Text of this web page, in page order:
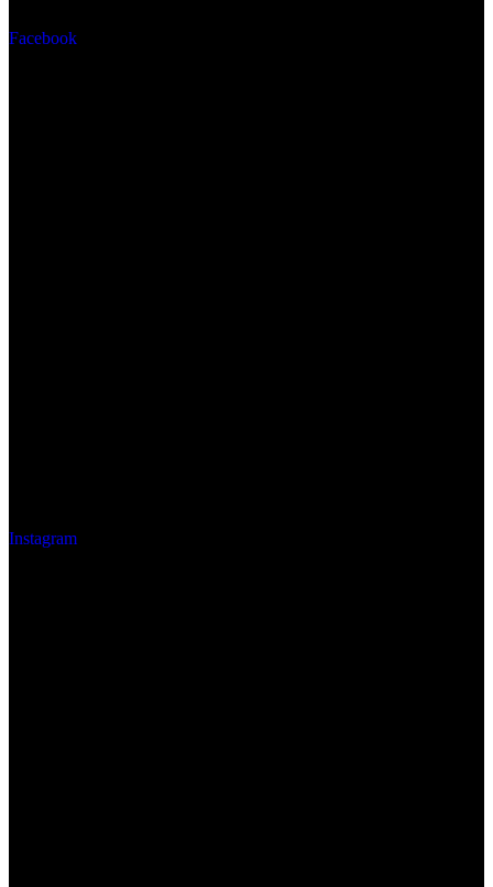
Facebook
Instagram